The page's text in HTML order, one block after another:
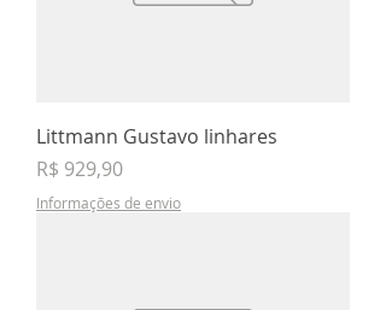
Littmann Gustavo linhares
Preço
R$ 929,90
Informações de envio